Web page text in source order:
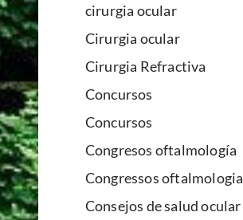
cirurgia ocular
Cirurgia ocular
Cirurgia Refractiva
Concursos
Concursos
Congresos oftalmología
Congressos oftalmologia
Consejos de salud ocular